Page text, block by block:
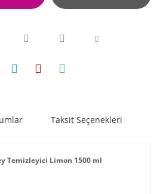
Taksit Seçenekleri
Temizleyici Limon 1500 ml